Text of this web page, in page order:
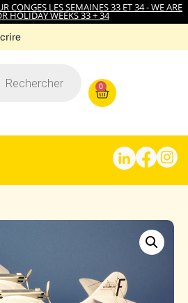
CONGES LES SEMAINES 33 ET 34 - WE ARE
HOLIDAY WEEKS 33 + 34
0